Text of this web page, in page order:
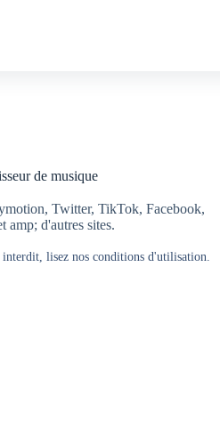
de musique
Twitter, TikTok, Facebook,
d'autres sites.
lisez nos conditions d'utilisation.